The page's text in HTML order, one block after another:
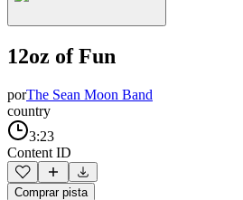
12oz of Fun
porThe Sean Moon Band
country
3:23
Content ID
Comprar pista